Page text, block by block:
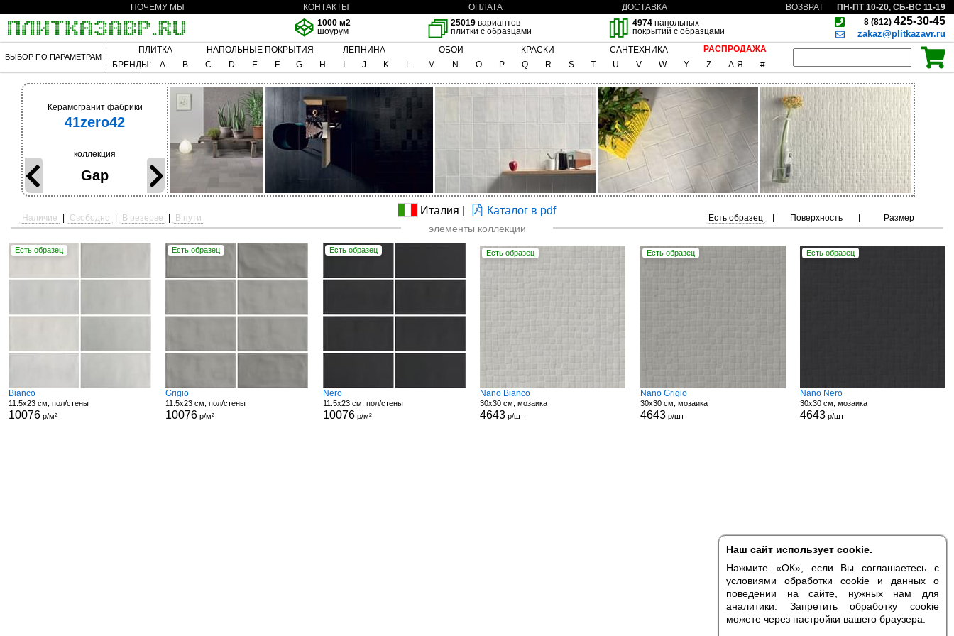
Наш сайт использует cookie.
Нажмите «ОК», если Вы соглашаетесь с
условиями обработки cookie и данных о
поведении на сайте, нужных нам для
аналитики. Запретить обработку cookie
можете через настройки вашего браузера.
ПОЧЕМУ МЫ КОНТАКТЫ ОПЛАТА ДОСТАВКА ВОЗВРАТ
ПН-ПТ 10-20, СБ-ВС 11-19
1000 м2
шоурум
25019 вариантов
плитки с образцами
4974напольных
покрытий с образцами
8 (812) 425-30-45
zakaz@plitkazavr.ru
ВЫБОР ПО ПАРАМЕТРАМ
ПЛИТКА НАПОЛЬНЫЕ ПОКРЫТИЯ ЛЕПНИНА ОБОИ КРАСКИ САНТЕХНИКА
РАСПРОДАЖА
БРЕНДЫ:
A B C D E F G H J K L M N O P Q R S T U V W Y Z А-Я #
Керамогранит фабрики
41zero42
коллекция
Gap
Италия | Каталог в pdf
Наличие | Свободно | В резерве | В пути
элементы коллекции
Есть образец | Поверхность | Размер
Есть образец
Bianco
11.5x23 см, пол/стены
10076р/м²
Есть образец
Grigio
11.5x23 см, пол/стены
10076 р/м²
Есть образец
Nero
11.5x23 см, пол/стены
10076р/м²
Есть образец
Nano Bianco
30x30 см, мозаика
4643 р/шт
Есть образец
Nano Grigio
30x30 см, мозаика
4643р/шт
Есть образец
Nano Nero
30x30 см, мозаика
4643 р/шт